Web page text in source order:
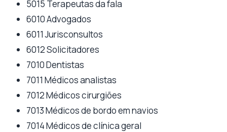
5015 Terapeutas da fala
6010 Advogados
6011 Jurisconsultos
6012 Solicitadores
7010 Dentistas
7011 Médicos analistas
7012 Médicos cirurgiões
7013 Médicos de bordo em navios
7014 Médicos de clínica geral